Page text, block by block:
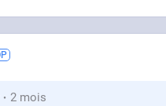
2 mois